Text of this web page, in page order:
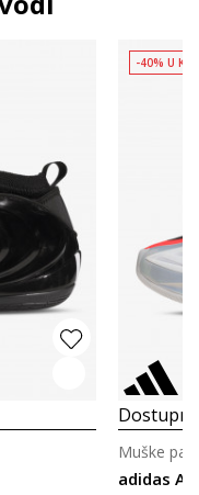
-40% U
adidas
Muške